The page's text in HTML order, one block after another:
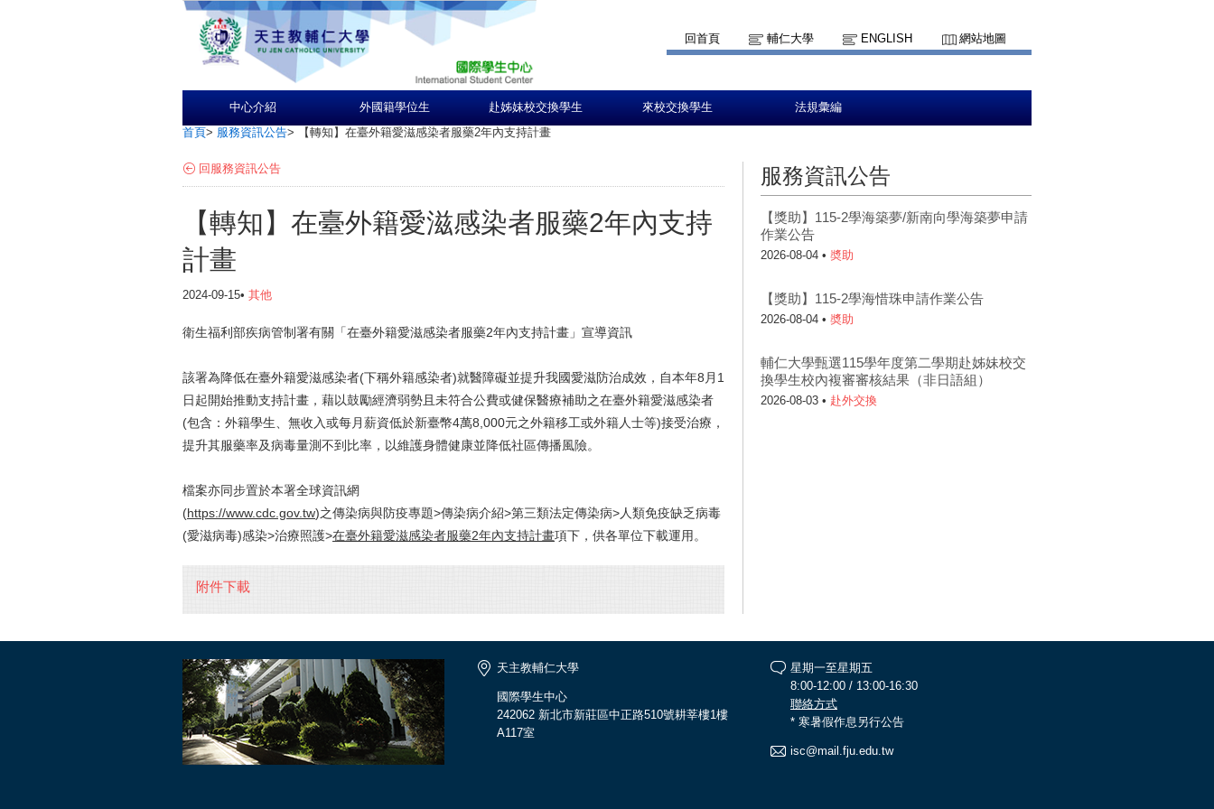
回首頁 輔仁大學 ENGLISH 網站地圖
中心介紹 外國籍學位生 赴姊妹校交換學生 來校交換學生 法規彙編
首頁> 服務資訊公告> 【轉知】在臺外籍愛滋感染者服藥2年內支持計畫
回服務資訊公告
【轉知】在臺外籍愛滋感染者服藥2年內支持
計畫
2024-09-15• 其他
衛生福利部疾病管制署有關「在臺外籍愛滋感染者服藥2年內支持計畫」宣導資訊
該署為降低在臺外籍愛滋感染者(下稱外籍感染者)就醫障礙並提升我國愛滋防治成效，自本年8月1
日起開始推動支持計畫，藉以鼓勵經濟弱勢且未符合公費或健保醫療補助之在臺外籍愛滋感染者
(包含：外籍學生、無收入或每月薪資低於新臺幣4萬8,000元之外籍移工或外籍人士等)接受治療，
提升其服藥率及病毒量測不到比率，以維護身體健康並降低社區傳播風險。
檔案亦同步置於本署全球資訊網
(https://www.cdc.gov.tw)之傳染病與防疫專題>傳染病介紹>第三類法定傳染病>人類免疫缺乏病毒
(愛滋病毒)感染>治療照護>在臺外籍愛滋感染者服藥2年內支持計畫項下，供各單位下載運用。
附件下載
服務資訊公告
【獎助】115-2學海築夢/新南向學海築夢申請
作業公告
2026-08-04 • 奬助
【獎助】115-2學海惜珠申請作業公告
2026-08-04 • 奬助
輔仁大學甄選115學年度第二學期赴姊妹校交
換學生校內複審審核結果（非日語組）
2026-08-03 • 赴外交換
天主教輔仁大學
國際學生中心
242062 新北市新莊區中正路510號耕莘樓1樓
A117室
星期一至星期五
8:00-12:00 / 13:00-16:30
聯絡方式
* 寒暑假作息另行公告
isc@mail.fju.edu.tw